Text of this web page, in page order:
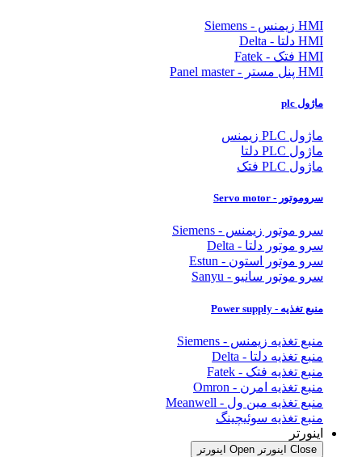
HMI زیمنس - Siemens
HMI دلتا - Delta
HMI فتک - Fatek
HMI پنل مستر - Panel master
ماژول plc
ماژول PLC زیمنس
ماژول PLC دلتا
ماژول PLC فتک
سروموتور - Servo motor
سرو موتور زیمنس - Siemens
سرو موتور دلتا - Delta
سرو موتور استون - Estun
سرو موتور سانیو - Sanyu
منبع تغذیه - Power supply
منبع تغذیه زیمنس - Siemens
منبع تغذیه دلتا - Delta
منبع تغذیه فتک - Fatek
منبع تغذیه امرن - Omron
منبع تغذیه مین ول - Meanwell
منبع تغذیه سوئیچینگ
اینورتر
Close اینورتر Open اینورتر